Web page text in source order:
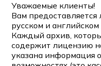
Уважаемые клиенты!
Вам
русском и английском
Каждый архив,
содержит лицензию
указана информация